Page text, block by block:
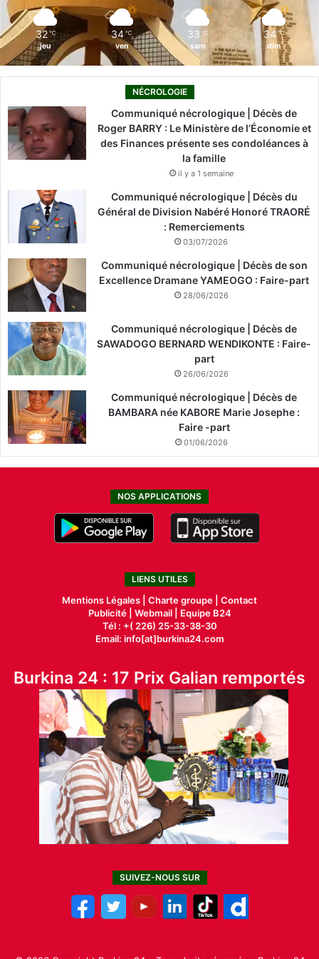
32 ℃
jeu
34 ℃
ven
33 ℃
sam
34 ℃
dim
NÉCROLOGIE
Communiqué nécrologique | Décès de
Roger BARRY : Le Ministère de l’Économie et
des Finances présente ses condoléances à
la famille
il y a 1 semaine
Communiqué nécrologique | Décès du
Général de Division Nabéré Honoré TRAORÉ
: Remerciements
03/07/2026
Communiqué nécrologique | Décès de son
Excellence Dramane YAMEOGO : Faire-part
28/06/2026
Communiqué nécrologique | Décès de
SAWADOGO BERNARD WENDIKONTE : Faire-
part
26/06/2026
Communiqué nécrologique | Décès de
BAMBARA née KABORE Marie Josephe :
Faire -part
01/06/2026
NOS APPLICATIONS
LIENS UTILES
Mentions Légales | Charte groupe | Contact
Publicité| Webmail |
Equipe B24
Tél : +( 226) 25-33-38-30
Email: info[at]burkina24.com
Burkina 24 : 17 Prix Galian remportés
SUIVEZ-NOUS SUR